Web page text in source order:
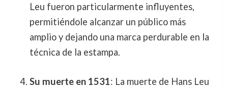
Leu fueron particularmente influyentes,
permitiéndole alcanzar un público más
amplio y dejando una marca perdurable en la
técnica de la estampa.
Su muerte en 1531: La muerte de Hans Leu